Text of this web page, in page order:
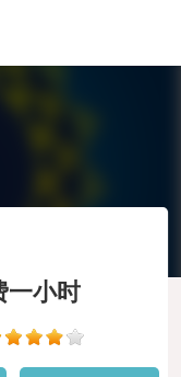
一小时